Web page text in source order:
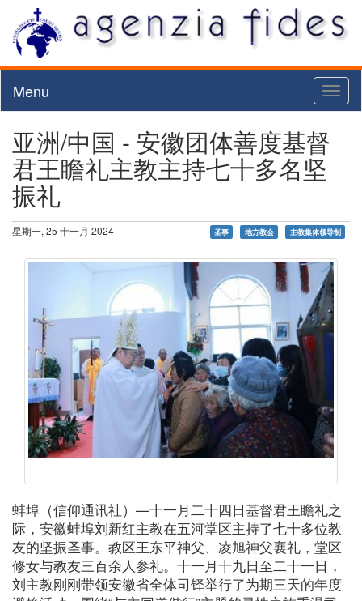
Menu
亚洲/中国 - 安徽团体善度基督
君王瞻礼主教主持七十多名坚
振礼
星期一, 25 十一月 2024 圣事 地方教会 主教集体领导制
蚌埠（信仰通讯社）—十一月二十四日基督君王瞻礼之
际，安徽蚌埠刘新红主教在五河堂区主持了七十多位教
友的坚振圣事。教区王东平神父、凌旭神父襄礼，堂区
修女与教友三百余人参礼。十一月十九日至二十一日，
刘主教刚刚带领安徽省全体司铎举行了为期三天的年度